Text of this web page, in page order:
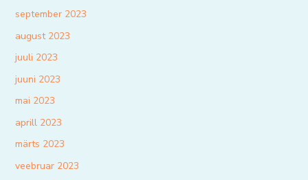
september 2023
august 2023
juuli 2023
juuni 2023
mai 2023
aprill 2023
märts 2023
veebruar 2023